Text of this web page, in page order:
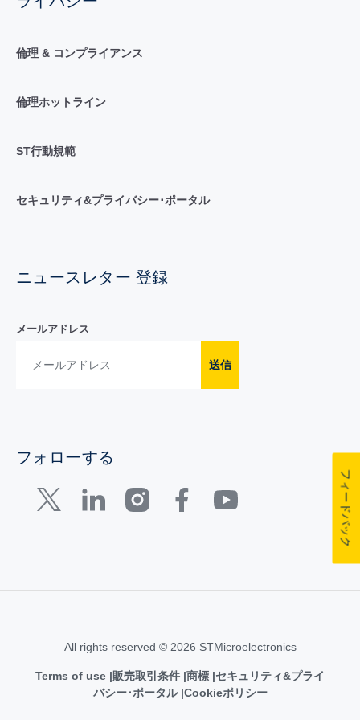
倫理 & コンプライアンス
倫理ホットライン
ST行動規範
セキュリティ&プライバシー･ポータル
ニュースレター 登録
メールアドレス
送信
フォローする
All rights reserved © 2026 STMicroelectronics
Terms of use 販売取引条件 商標 セキュリティ&プライ
バシー･ポータル Cookieポリシー
フィードバック